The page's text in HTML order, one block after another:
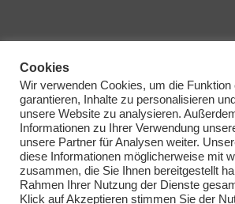
SONSTIGES
AGB/Impressum
Haftungsausschluss
Datenschutzerklärung
Cookies
Wir verwenden Cookies, um die Funktion
garantieren, Inhalte zu personalisieren
unsere Website zu analysieren.
Informationen zu Ihrer Verwendung
unsere Partner für Analysen weiter.
diese Informationen möglicherweise mit
zusammen, die Sie Ihnen bereitgestellt
Rahmen Ihrer Nutzung der Dienste
Klick auf Akzeptieren stimmen Sie der